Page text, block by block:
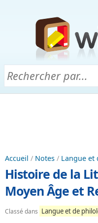
Accueil / Notes / Langue et
Histoire de la
Moyen Âge et
Classé dans Langue et de